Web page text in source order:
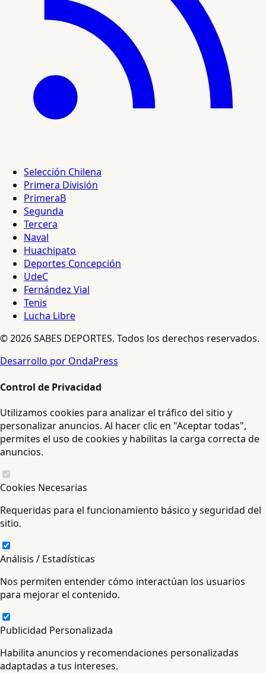
Selección Chilena
Primera División
PrimeraB
Segunda
Tercera
Naval
Huachipato
Deportes Concepción
UdeC
Fernández Vial
Tenis
Lucha Libre
© 2026 SABES DEPORTES. Todos los derechos reservados.
Desarrollo por OndaPress
Control de Privacidad
Utilizamos cookies para analizar el tráfico del sitio y
personalizar anuncios. Al hacer clic en "Aceptar todas",
permites el uso de cookies y habilitas la carga correcta de
anuncios.
Cookies Necesarias
Requeridas para el funcionamiento básico y seguridad del
sitio.
Análisis / Estadísticas
Nos permiten entender cómo interactúan los usuarios
para mejorar el contenido.
Publicidad Personalizada
Habilita anuncios y recomendaciones personalizadas
adaptadas a tus intereses.